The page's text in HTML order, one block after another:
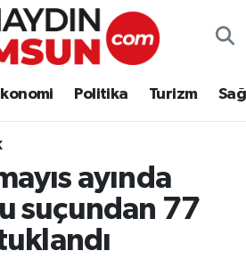
Politika Turizm
ayında
suçundan 77
ve Fikstür